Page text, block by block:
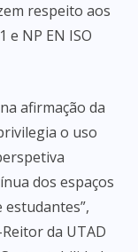
respeito aos
e NP EN ISO
afirmação da
o uso
dos espaços
da UTAD